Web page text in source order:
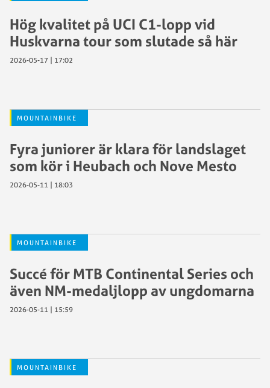
Hög kvalitet på UCI C1-lopp vid
Huskvarna tour som slutade så här
2026-05-17 | 17:02
MOUNTAINBIKE
Fyra juniorer är klara för landslaget
som kör i Heubach och Nove Mesto
2026-05-11 | 18:03
MOUNTAINBIKE
Succé för MTB Continental Series och
även NM-medaljlopp av ungdomarna
2026-05-11 | 15:59
MOUNTAINBIKE